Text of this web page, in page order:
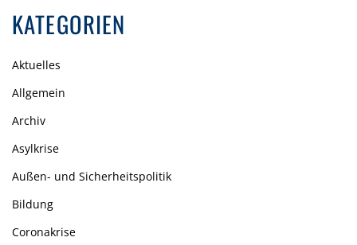
KATEGORIEN
Aktuelles
Allgemein
Archiv
Asylkrise
Außen- und Sicherheitspolitik
Bildung
Coronakrise